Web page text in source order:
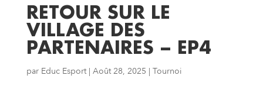
RETOUR SUR LE
VILLAGE DES
PARTENAIRES – EP4
par Educ Esport| Août 28, 2025 | Tournoi